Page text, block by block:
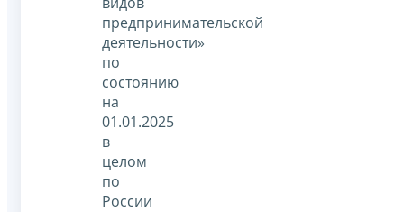
предпринимательской
деятельности»
по
состоянию
на
01.01.2025
в
целом
по
России